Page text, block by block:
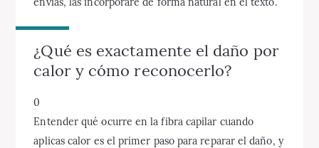
¿Qué es exactamente el daño por
calor y cómo reconocerlo?
0
Entender qué ocurre en la fibra capilar cuando
aplicas calor es el primer paso para reparar el daño, y